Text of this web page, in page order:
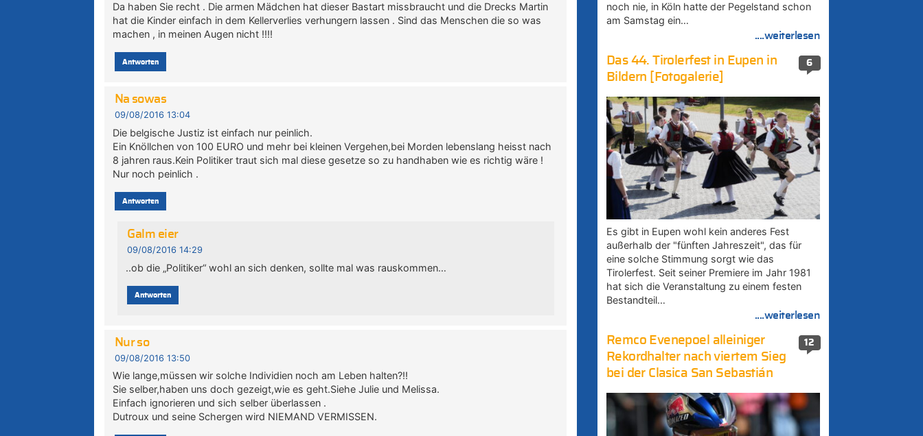
Da haben Sie recht . Die armen Mädchen hat dieser Bastart missbraucht und die Drecks Martin
hat die Kinder einfach in dem Kellerverlies verhungern lassen . Sind das Menschen die so was
machen , in meinen Augen nicht !!!!
Antworten
Na sowas
09/08/2016 13:04
Die belgische Justiz ist einfach nur peinlich.
Ein Knöllchen von 100 EURO und mehr bei kleinen Vergehen,bei Morden lebenslang heisst nach
8 jahren raus.Kein Politiker traut sich mal diese gesetze so zu handhaben wie es richtig wäre !
Nur noch peinlich .
Antworten
Galm eier
09/08/2016 14:29
..ob die „Politiker“ wohl an sich denken, sollte mal was rauskommen…
Antworten
Nur so
09/08/2016 13:50
Wie lange,müssen wir solche Individien noch am Leben halten?!!
Sie selber,haben uns doch gezeigt,wie es geht.Siehe Julie und Melissa.
Einfach ignorieren und sich selber überlassen .
Dutroux und seine Schergen wird NIEMAND VERMISSEN.
noch nie, in Köln hatte der Pegelstand schon
am Samstag ein…
....weiterlesen
6
Das 44. Tirolerfest in Eupen in
Bildern [Fotogalerie]
Es gibt in Eupen wohl kein anderes Fest
außerhalb der "fünften Jahreszeit", das für
eine solche Stimmung sorgt wie das
Tirolerfest. Seit seiner Premiere im Jahr 1981
hat sich die Veranstaltung zu einem festen
Bestandteil…
....weiterlesen
12
Remco Evenepoel alleiniger
Rekordhalter nach viertem Sieg
bei der Clasica San Sebastián